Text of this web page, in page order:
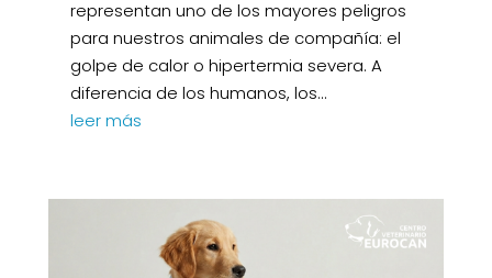
representan uno de los mayores peligros
para nuestros animales de compañía: el
golpe de calor o hipertermia severa. A
diferencia de los humanos, los...
leer más